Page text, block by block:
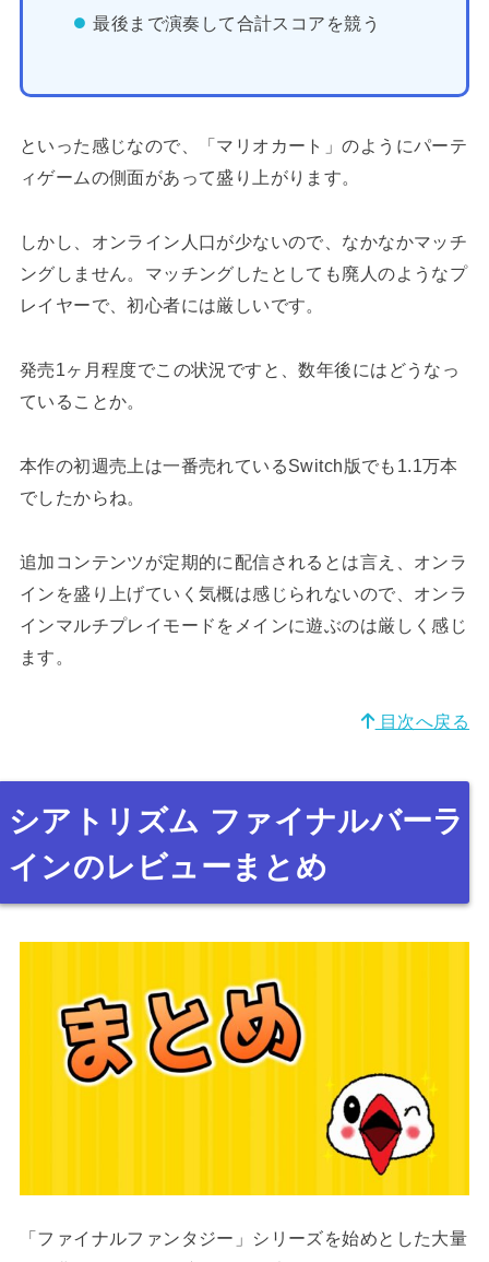
最後まで演奏して合計スコアを競う
といった感じなので、「マリオカート」のようにパーテ
ィゲームの側面があって盛り上がります。
しかし、オンライン人口が少ないので、なかなかマッチ
ングしません。マッチングしたとしても廃人のようなプ
レイヤーで、初心者には厳しいです。
発売1ヶ月程度でこの状況ですと、数年後にはどうなっ
ていることか。
本作の初週売上は一番売れているSwitch版でも1.1万本
でしたからね。
追加コンテンツが定期的に配信されるとは言え、オンラ
インを盛り上げていく気概は感じられないので、オンラ
インマルチプレイモードをメインに遊ぶのは厳しく感じ
ます。
目次へ戻る
シアトリズム ファイナルバーラ
インのレビューまとめ
「ファイナルファンタジー」シリーズを始めとした大量